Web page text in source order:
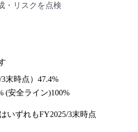
・リスクを点検
末時点） 47.4%
(安全ライン)100%
いずれもFY2025/3末時点